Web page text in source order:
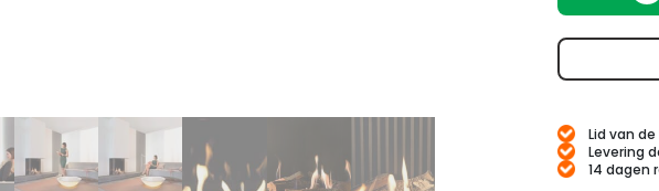
Lid van de
Levering
14 dagen